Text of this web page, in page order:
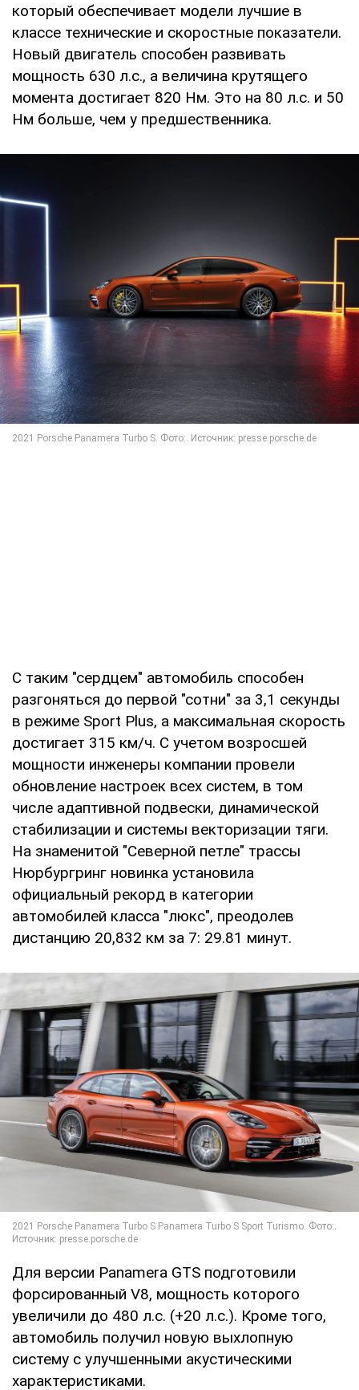
который обеспечивает модели лучшие в
классе технические и скоростные показатели.
Новый двигатель способен развивать
мощность 630 л.с., а величина крутящего
момента достигает 820 Нм. Это на 80 л.с. и 50
Нм больше, чем у предшественника.
С таким "сердцем" автомобиль способен
разгоняться до первой "сотни" за 3,1 секунды
в режиме Sport Plus, а максимальная скорость
достигает 315 км/ч. С учетом возросшей
мощности инженеры компании провели
обновление настроек всех систем, в том
числе адаптивной подвески, динамической
стабилизации и системы векторизации тяги.
На знаменитой "Северной петле" трассы
Нюрбургринг новинка установила
официальный рекорд в категории
автомобилей класса "люкс", преодолев
дистанцию 20,832 км за 7: 29.81 минут.
Для версии Panamera GTS подготовили
форсированный V8, мощность которого
увеличили до 480 л.с. (+20 л.с.). Кроме того,
автомобиль получил новую выхлопную
систему с улучшенными акустическими
характеристиками.